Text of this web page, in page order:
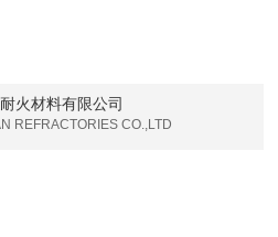
火材料有限公司
REFRACTORIES CO.,LTD